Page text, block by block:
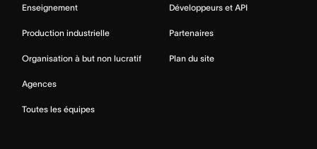
Enseignement
Production industrielle
Organisation à but non lucratif
Agences
Toutes les équipes
Développeurs et API
Partenaires
Plan du site